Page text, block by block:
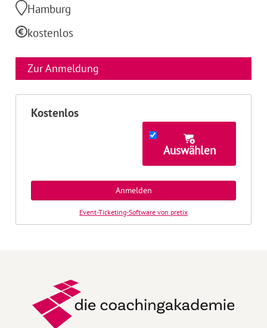
Hamburg
kostenlos
Zur Anmeldung
Kostenlos
Auswählen
Anmelden
Event-Ticketing-Software von pretix